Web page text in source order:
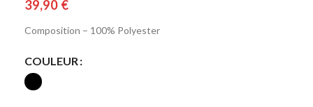
39,90 €
Composition – 100% Polyester
COULEUR